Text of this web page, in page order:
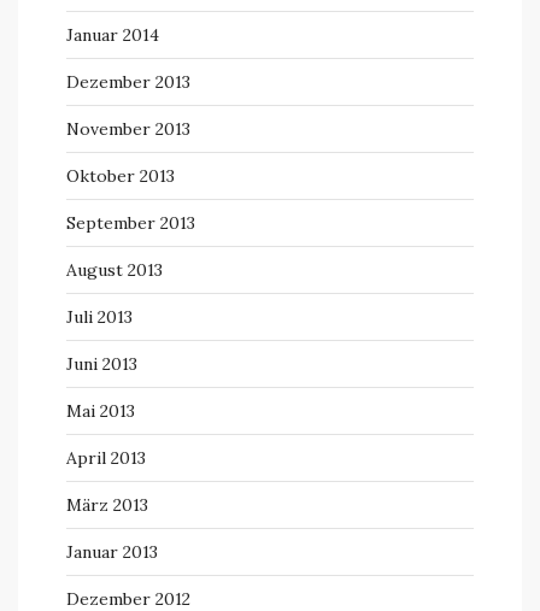
Januar 2014
Dezember 2013
November 2013
Oktober 2013
September 2013
August 2013
Juli 2013
Juni 2013
Mai 2013
April 2013
März 2013
Januar 2013
Dezember 2012